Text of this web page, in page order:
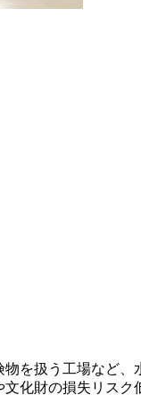
を扱う工場など、
化財の損失リスク